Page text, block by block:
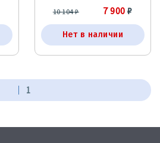
10 104₽ 7 900₽
Нет в наличии
1